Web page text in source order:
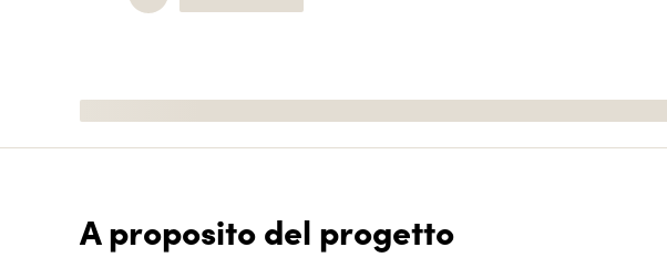
A proposito del progetto